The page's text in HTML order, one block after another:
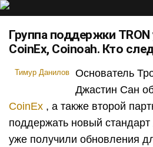
Группа поддержки
CoinEx, Coinoah. Кто
Тимур Данилов
Основатель
Джастин Сан
CoinEx , а также второй
поддержать новый стандарт
уже получили обновления